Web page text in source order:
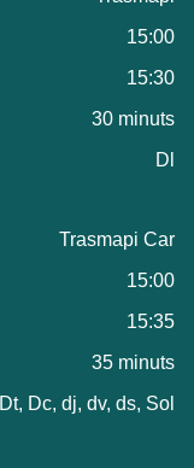
15:00
15:30
30 minuts
Dl
Trasmapi Car
15:00
15:35
35 minuts
Dt, Dc, dj, dv, ds, Sol